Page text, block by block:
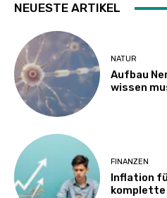
NEUESTE ARTIKEL
NATUR
Aufbau
wissen
FINANZEN
Inflation